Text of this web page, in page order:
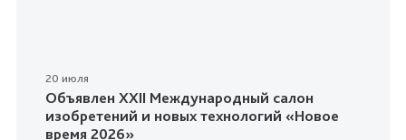
20 июля
Объявлен XXII Международный салон
изобретений и новых технологий «Новое
время 2026»